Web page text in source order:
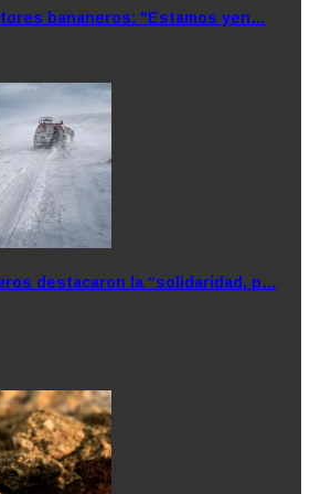
bananeros: "Estamos yen…
destacaron la “solidaridad, p…